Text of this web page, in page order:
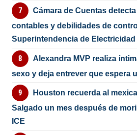
Cámara de Cuentas
contables y debilidades de
Superintendencia de Electricidad
Alexandra MVP realiza
sexo y deja entrever que espera
Houston recuerda al
Salgado un mes después de
ICE